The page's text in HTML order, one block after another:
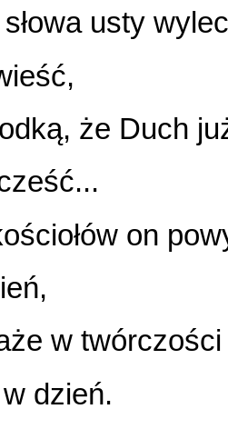
słowa usty
że Duch
on
w
dzień.